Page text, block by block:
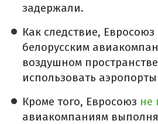
задержали.
Как следствие,
белорусским
воздушном
использовать
Кроме того, Евросоюз не
авиакомпаниям